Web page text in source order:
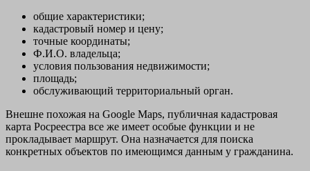
общие характеристики;
кадастровый номер и цену;
точные координаты;
Ф.И.О. владельца;
условия пользования недвижимости;
площадь;
обслуживающий территориальный орган.
Внешне похожая на Google Maps, публичная кадастровая
карта Росреестра все же имеет особые функции и не
прокладывает маршрут. Она назначается для поиска
конкретных объектов по имеющимся данным у гражданина.